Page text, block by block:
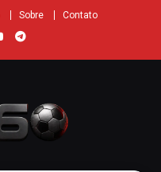
Sobre Contato